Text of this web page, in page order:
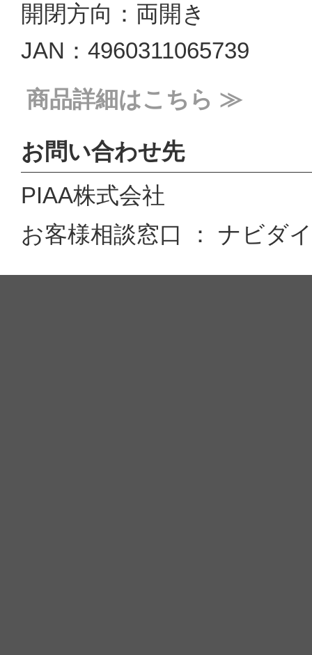
開閉方向：両開き
JAN：4960311065739
商品詳細はこちら ≫
お問い合わせ先
PIAA株式会社
お客様相談窓口 ： ナビダ